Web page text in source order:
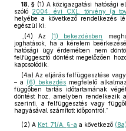
18. § (1) A közigazgatási hatósági
szóló 2004. évi CXL. törvény (a
helyébe a következő rendelkezés
egészül ki:
„(4) Az (1) bekezdésben
joghatások, ha a kérelem
hatósági ügy érdemében nem
felfüggesztő döntést megelőzően
kapcsolódik.
(4a) Az eljárás felfüggesztése
– a (6) bekezdés megfelelő
függőben tartás időtartamának
döntést hoz, amelyben rendelkezik
szerinti, a felfüggesztés vagy
hagyásával számított időpontról.”
(2) A Ket. 71/A. §-a a következő